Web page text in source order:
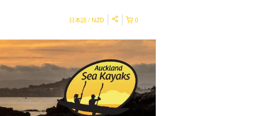
0
日本語 NZD